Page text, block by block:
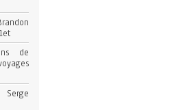
de